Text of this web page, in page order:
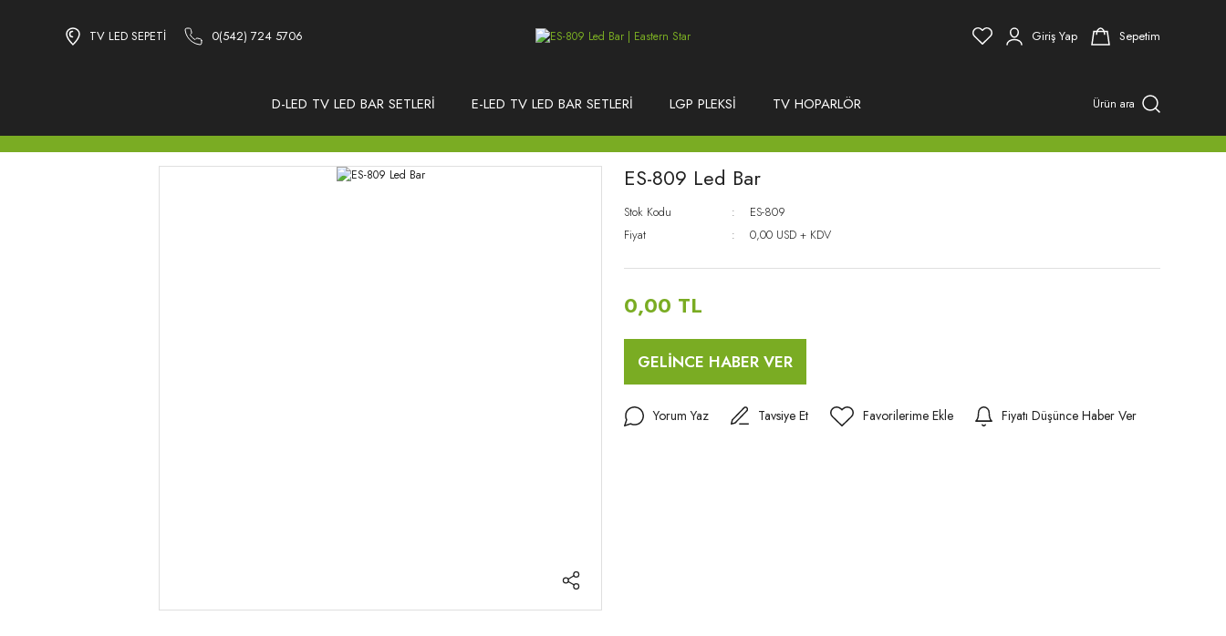
TV LED SEPETİ 0(542) 724 5706 Giriş Yap Sepetim
D-LED TV LED BAR SETLERİ E-LED TV LED BAR SETLERİ LGP PLEKSİ TV HOPARLÖR Ürün ara
ES-809 Led Bar
Stok Kodu
ES-809
Fiyat
0,00 USD + KDV
0,00 TL
GELİNCE HABER VER
Yorum Yaz Tavsiye Et Fiyatı Düşünce Haber Ver